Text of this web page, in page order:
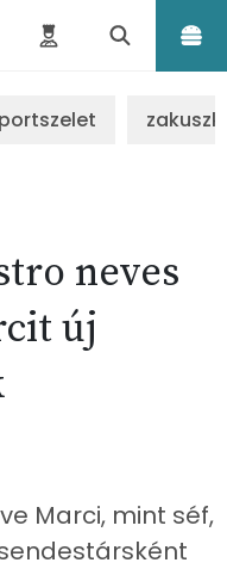
neves
új
Marci, mint séf,